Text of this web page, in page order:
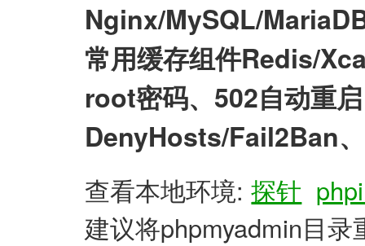
Nginx/MySQL/
常用缓存组件Redis/
root密码、502自动重
DenyHosts/Fail2Ban
查看本地环境:探针
建议将phpmyadmin目